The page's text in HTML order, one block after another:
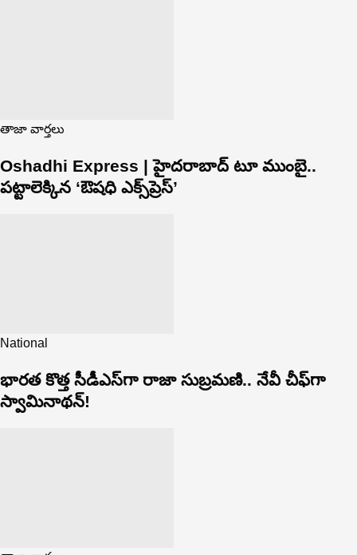
తాజా వార్తలు
Oshadhi Express | హైదరాబాద్ టూ ముంబై..
పట్టాలెక్కిన ‘ఔషధి ఎక్స్‌ప్రెస్’
National
భారత కొత్త సీడీఎస్‌గా రాజా సుబ్రమణి.. నేవీ చీఫ్‌గా
స్వామినాథన్!